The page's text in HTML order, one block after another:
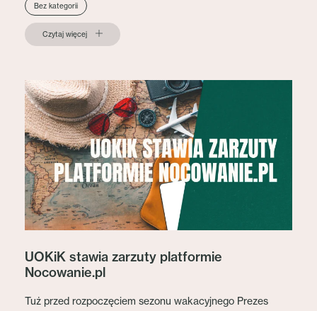
Bez kategorii
Czytaj więcej
UOKiK stawia zarzuty platformie
Nocowanie.pl
Tuż przed rozpoczęciem sezonu wakacyjnego Prezes